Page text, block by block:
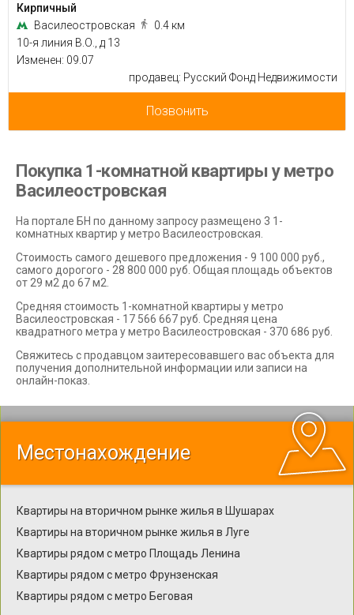
Кирпичный
Василеостровская
0.4 км
10-я линия В.О., д 13
Изменен: 09.07
продавец: Русский Фонд Недвижимости
Позвонить
Покупка 1-комнатной квартиры у метро
Василеостровская
На портале БН по данному запросу размещено 3 1-
комнатных квартир у метро Василеостровская.
Стоимость самого дешевого предложения - 9 100 000 руб.,
самого дорогого - 28 800 000 руб. Общая площадь объектов
от 29 м2 до 67 м2.
Средняя стоимость 1-комнатной квартиры у метро
Василеостровская - 17 566 667 руб. Средняя цена
квадратного метра у метро Василеостровская - 370 686 руб.
Свяжитесь с продавцом заитересовавшего вас объекта для
получения дополнительной информации или записи на
онлайн-показ.
Местонахождение
Квартиры на вторичном рынке жилья в Шушарах
Квартиры на вторичном рынке жилья в Луге
Квартиры рядом с метро Площадь Ленина
Квартиры рядом с метро Фрунзенская
Квартиры рядом с метро Беговая